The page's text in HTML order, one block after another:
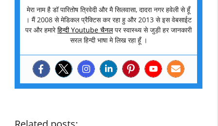
मेरा नाम है डॉ पारितोष त्रिवेदी और मै सिलवासा, दादरा नगर हवेली से हूँ
। मैं 2008 से मेडिकल प्रैक्टिस कर रहा हु और 2013 से इस वेबसाईट
पर और हमारेहिन्दी Youtube चैनलपर स्वास्थ्य से जुड़ी हर जानकारी
सरल हिन्दी भाषा मे लिख रहा हूँ ।